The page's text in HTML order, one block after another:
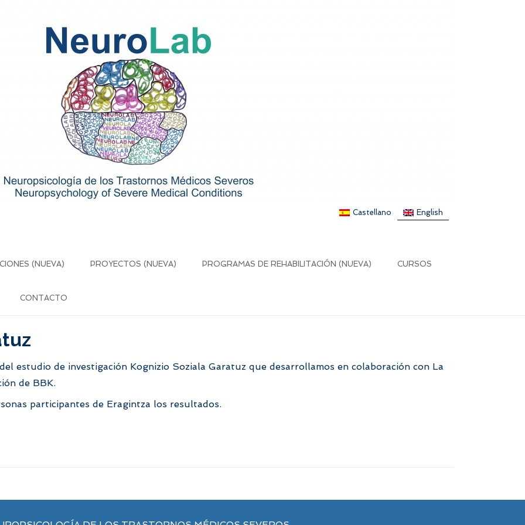
Castellano English
(NUEVA) PROYECTOS (NUEVA) PROGRAMAS DE REHABILITACIÓN (NUEVA) CURSOS
CONTACTO
estudio de investigación Kognizio Soziala Garatuz que desarrollamos en colaboración con La
de BBK.
participantes de Eragintza los resultados.